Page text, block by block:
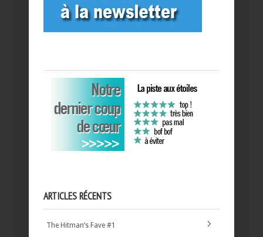
ARTICLES RÉCENTS
The Hitman’s Fave #1